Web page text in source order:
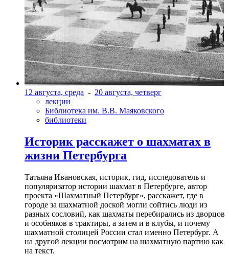
12 августа, среда - 20 августа, четверг
лекции
Библиотека им. В.В. Маяковского
библиотеки
Историк расскажет о шахматах в
жизни Петербурга
Татьяна Ивановская, историк, гид, исследователь и
популяризатор истории шахмат в Петербурге, автор
проекта «Шахматный Петербург», расскажет, где в
городе за шахматной доской могли сойтись люди из
разных сословий, как шахматы перебирались из дворцов
и особняков в трактиры, а затем и в клубы, и почему
шахматной столицей России стал именно Петербург. А
на другой лекции посмотрим на шахматную партию как
на текст.